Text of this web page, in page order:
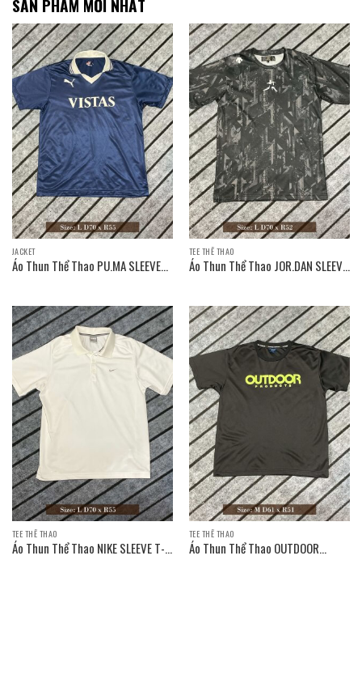
SẢN PHẨM MỚI NHẤT
JACKET
Áo Thun Thể Thao PU.MA SLEEVE
TEE THỂ THAO
Áo Thun Thể Thao JOR.DAN SLEEVE
TEE THỂ THAO
Áo Thun Thể Thao NIKE SLEEVE T-
TEE THỂ THAO
Áo Thun Thể Thao OUTDOOR